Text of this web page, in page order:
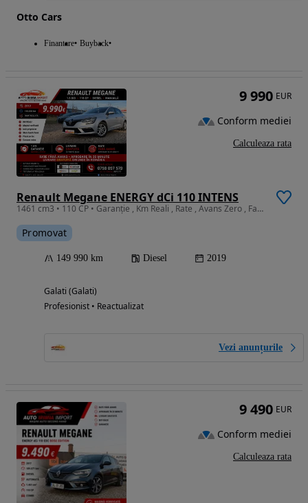
Otto Cars
Finantare Buyback
Renault Megane ENERGY dCi 110 INTENS
1461 cm3 • 110 CP • Garanție , Km Reali , Rate , Avans Zero , Factura.
Promovat
149 990 km Diesel 2019
Galati (Galati)
Profesionist • Reactualizat
Vezi anunțurile
9 990 EUR
Conform mediei
Calculeaza rata
9 490 EUR
Conform mediei
Calculeaza rata